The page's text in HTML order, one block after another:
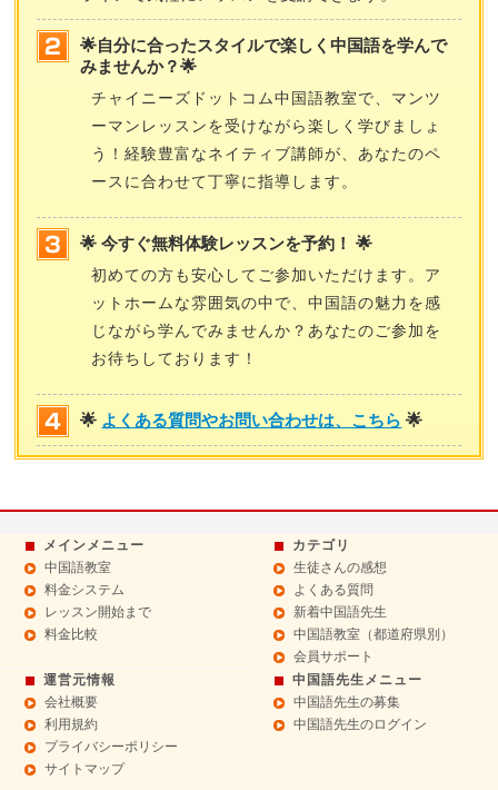
🌟自分に合ったスタイルで楽しく中国語を学んで
みませんか？🌟
チャイニーズドットコム中国語教室で、マンツ
ーマンレッスンを受けながら楽しく学びましょ
う！経験豊富なネイティブ講師が、あなたのペ
ースに合わせて丁寧に指導します。
🌟 今すぐ無料体験レッスンを予約！ 🌟
初めての方も安心してご参加いただけます。ア
ットホームな雰囲気の中で、中国語の魅力を感
じながら学んでみませんか？あなたのご参加を
お待ちしております！
🌟 よくある質問やお問い合わせは、こちら 🌟
メインメニュー
中国語教室
料金システム
レッスン開始まで
料金比較
カテゴリ
生徒さんの感想
よくある質問
新着中国語先生
中国語教室（都道府県別）
会員サポート
運営元情報
会社概要
利用規約
プライバシーポリシー
サイトマップ
中国語先生メニュー
中国語先生の募集
中国語先生のログイン